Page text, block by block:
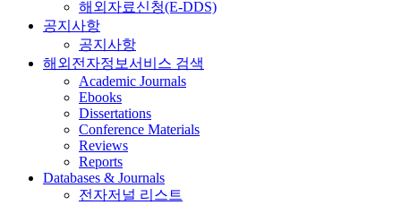
해외자료신청(E-DDS)
공지사항
공지사항
해외전자정보서비스 검색
Academic Journals
Ebooks
Dissertations
Conference Materials
Reviews
Reports
Databases & Journals
전자저널 리스트